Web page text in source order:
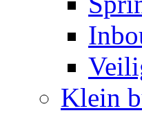
Klein